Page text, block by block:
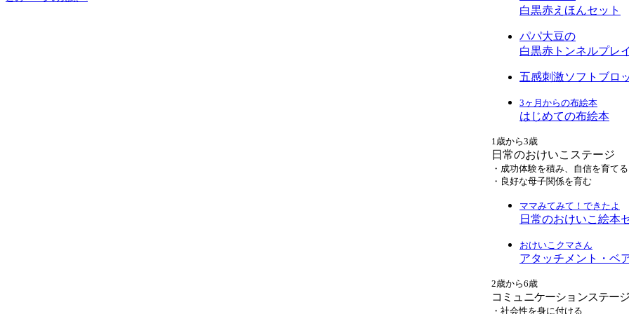
白黒赤えほんセット
パパ大豆の
白黒赤トンネルプレ
五感刺激ソフトブロ
3ヶ月からの布絵本
はじめての布絵本
1歳から3歳
日常のおけいこステージ
・成功体験を積み、自信を育てる
・良好な母子関係を育む
ママみてみて！できたよ
日常のおけいこ絵本
おけいこクマさん
アタッチメント・ベ
2歳から6歳
コミュニケーションステージ
・社会性を身に付ける